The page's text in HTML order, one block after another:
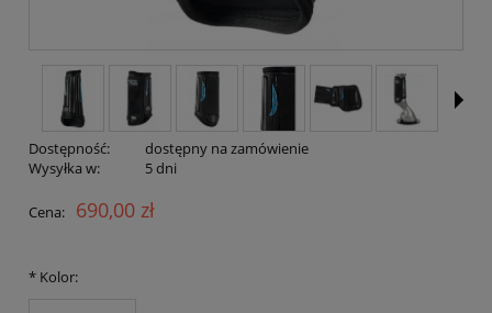
Dostępność:
dostępny na zamówienie
Wysyłka w:
5 dni
Cena: 690,00 zł
* Kolor: